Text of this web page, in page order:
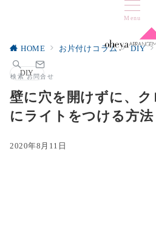
Menu
検索 お問合せ
HOME お片付けコラム DIY
DIY
壁に穴を開けずに、
にライトをつける方法
2020年8月11日